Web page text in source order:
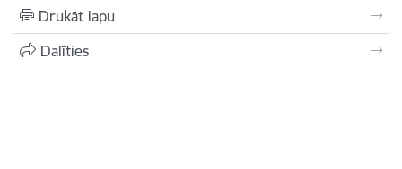
Drukāt lapu
Dalīties